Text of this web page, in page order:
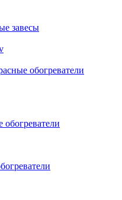
завесы
обогреватели
обогреватели